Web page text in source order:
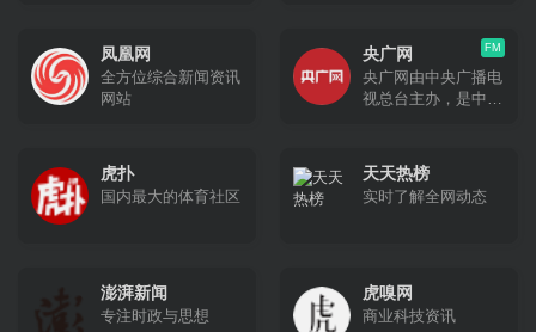
凤凰网
全方位综合新闻资讯
网站
FM
央广网
央广网由中央广播电
视总台主办，是中央
名，以音频收听为特
色，将打造为新闻门
户，成为优势突出、
虎扑
国内最大的体育社区
天天热榜
实时了解全网动态
澎湃新闻
专注时政与思想
虎嗅网
商业科技资讯